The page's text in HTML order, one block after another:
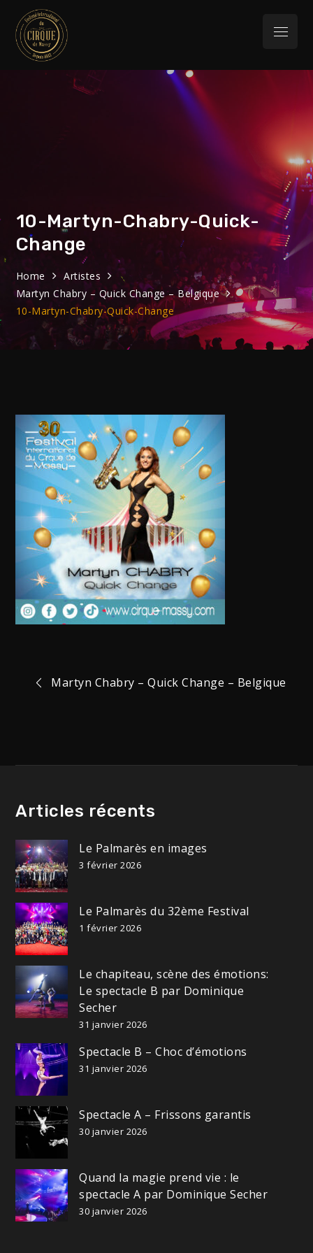
content
International du
Cirque de Massy
Menu
10-Martyn-Chabry-Quick-
Change
Home
Artistes
Martyn Chabry – Quick Change – Belgique
10-Martyn-Chabry-Quick-Change
Navigation
l’article
Martyn Chabry – Quick Change – Belgique
Articles récents
Le Palmarès en images
3 février 2026
Le Palmarès du 32ème Festival
1 février 2026
Le chapiteau, scène des émotions:
Le spectacle B par Dominique
Secher
31 janvier 2026
Spectacle B – Choc d’émotions
31 janvier 2026
Spectacle A – Frissons garantis
30 janvier 2026
Quand la magie prend vie : le
spectacle A par Dominique Secher
30 janvier 2026